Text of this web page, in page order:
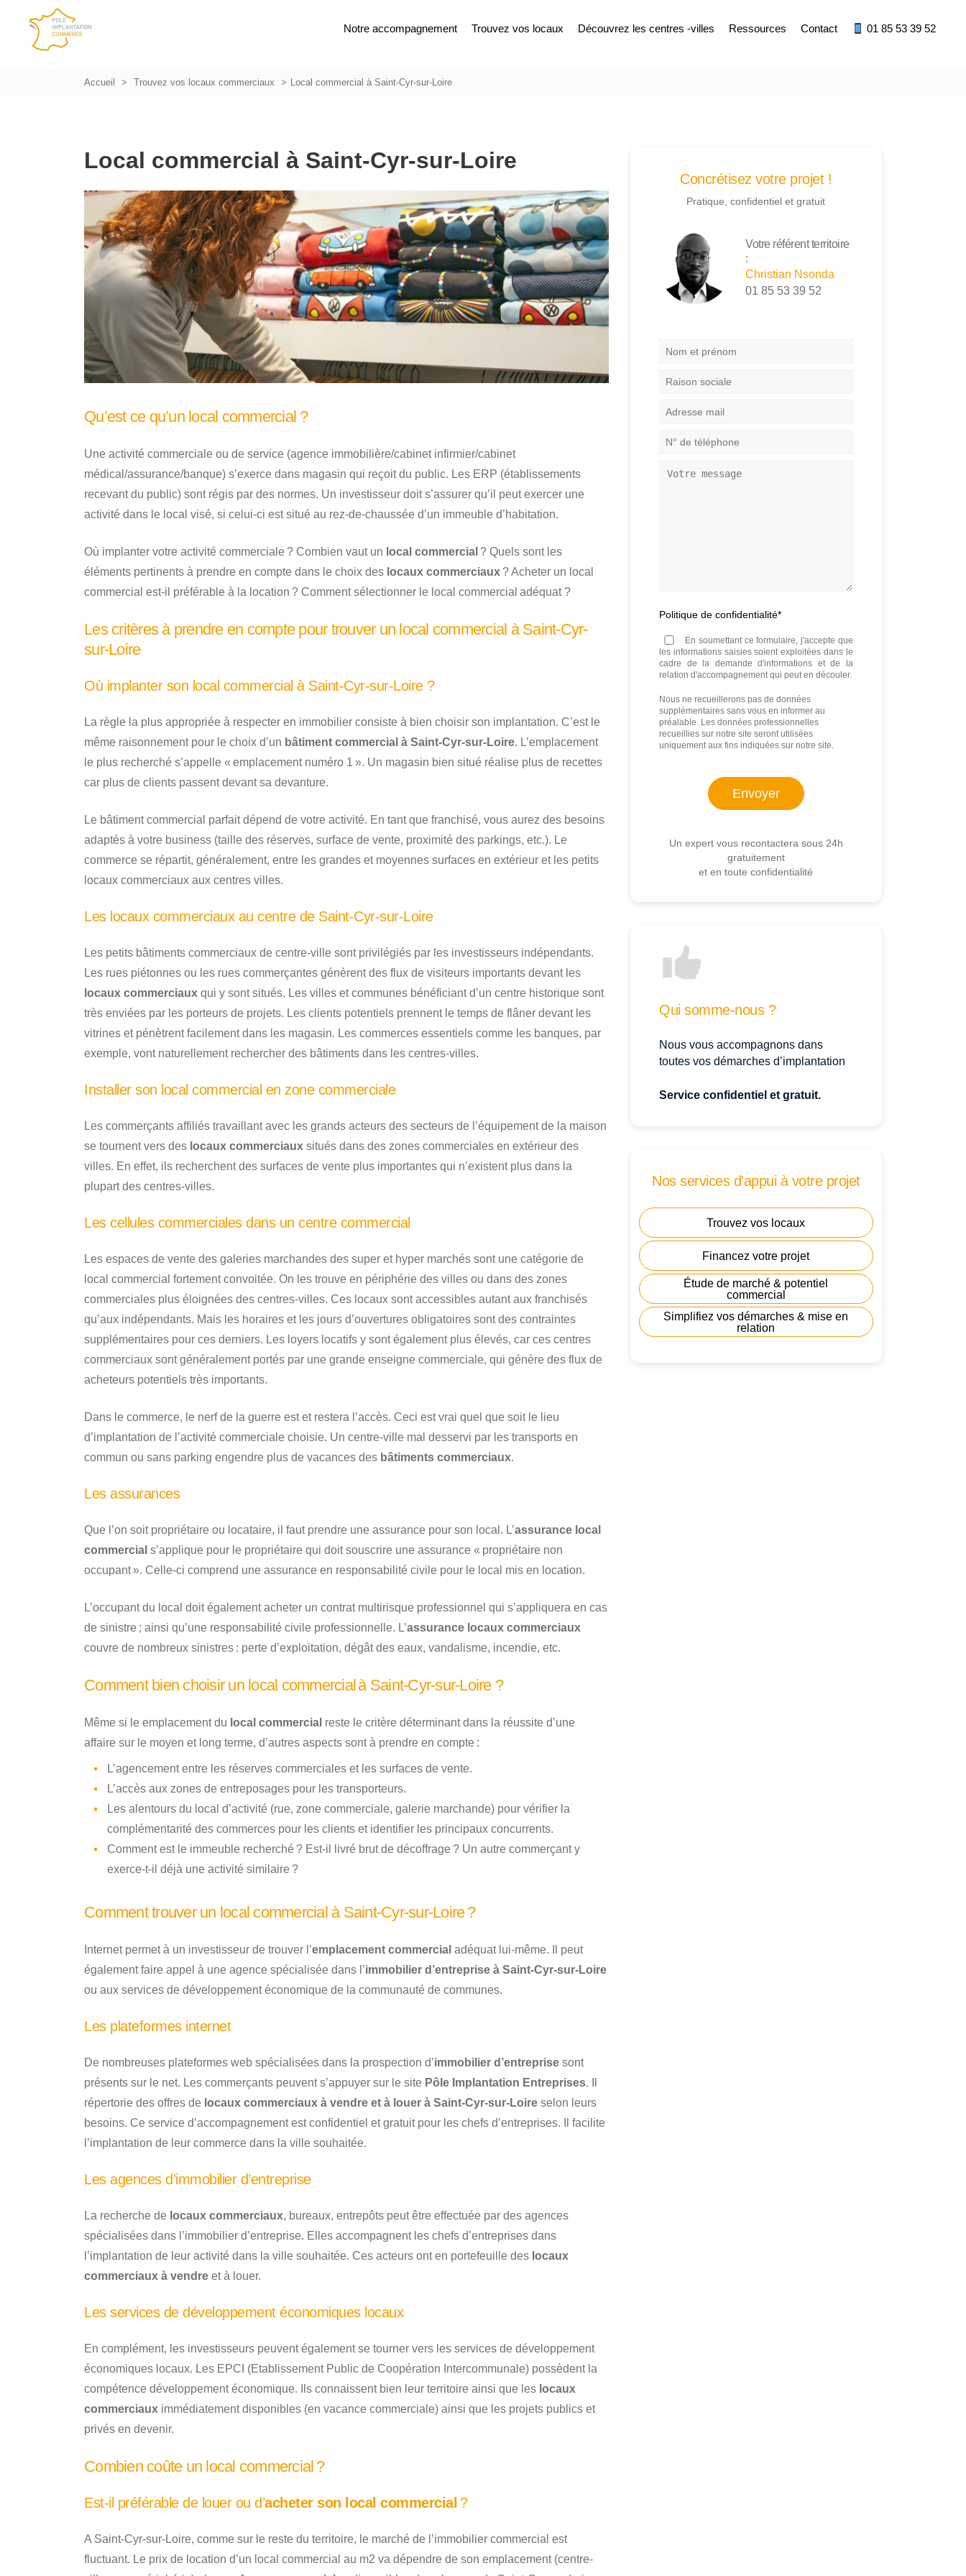
Notre accompagnement Trouvez vos locaux Découvrez les centres -villes Ressources Contact 01 85 53 39 52
Accueil Trouvez vos locaux commerciaux Local commercial à Saint-Cyr-sur-Loire
Local commercial à Saint-Cyr-sur-Loire
Qu’est ce qu’un local commercial ?
Une activité commerciale ou de service (agence immobilière/cabinet infirmier/cabinet
médical/assurance/banque) s’exerce dans magasin qui reçoit du public. Les ERP (établissements
recevant du public) sont régis par des normes. Un investisseur doit s’assurer qu’il peut exercer une
activité dans le local visé, si celui-ci est situé au rez-de-chaussée d’un immeuble d’habitation.
Où implanter votre activité commerciale ? Combien vaut un local commercial ? Quels sont les
éléments pertinents à prendre en compte dans le choix des locaux commerciaux ? Acheter un local
commercial est-il préférable à la location ? Comment sélectionner le local commercial adéquat ?
Les critères à prendre en compte pour trouver un local commercial à Saint-Cyr-
sur-Loire
Où implanter son local commercial à Saint-Cyr-sur-Loire ?
La règle la plus appropriée à respecter en immobilier consiste à bien choisir son implantation. C’est le
même raisonnement pour le choix d’un bâtiment commercial à Saint-Cyr-sur-Loire. L’emplacement
le plus recherché s’appelle « emplacement numéro 1 ». Un magasin bien situé réalise plus de recettes
car plus de clients passent devant sa devanture.
Le bâtiment commercial parfait dépend de votre activité. En tant que franchisé, vous aurez des besoins
adaptés à votre business (taille des réserves, surface de vente, proximité des parkings, etc.). Le
commerce se répartit, généralement, entre les grandes et moyennes surfaces en extérieur et les petits
locaux commerciaux aux centres villes.
Les locaux commerciaux au centre de Saint-Cyr-sur-Loire
Les petits bâtiments commerciaux de centre-ville sont privilégiés par les investisseurs indépendants.
Les rues piétonnes ou les rues commerçantes génèrent des flux de visiteurs importants devant les
locaux commerciaux qui y sont situés. Les villes et communes bénéficiant d’un centre historique sont
très enviées par les porteurs de projets. Les clients potentiels prennent le temps de flâner devant les
vitrines et pénètrent facilement dans les magasin. Les commerces essentiels comme les banques, par
exemple, vont naturellement rechercher des bâtiments dans les centres-villes.
Installer son local commercial en zone commerciale
Les commerçants affiliés travaillant avec les grands acteurs des secteurs de l’équipement de la maison
se tournent vers des locaux commerciaux situés dans des zones commerciales en extérieur des
villes. En effet, ils recherchent des surfaces de vente plus importantes qui n’existent plus dans la
plupart des centres-villes.
Les cellules commerciales dans un centre commercial
Les espaces de vente des galeries marchandes des super et hyper marchés sont une catégorie de
local commercial fortement convoitée. On les trouve en périphérie des villes ou dans des zones
commerciales plus éloignées des centres-villes. Ces locaux sont accessibles autant aux franchisés
qu’aux indépendants. Mais les horaires et les jours d’ouvertures obligatoires sont des contraintes
supplémentaires pour ces derniers. Les loyers locatifs y sont également plus élevés, car ces centres
commerciaux sont généralement portés par une grande enseigne commerciale, qui génère des flux de
acheteurs potentiels très importants.
Dans le commerce, le nerf de la guerre est et restera l’accès. Ceci est vrai quel que soit le lieu
d’implantation de l’activité commerciale choisie. Un centre-ville mal desservi par les transports en
commun ou sans parking engendre plus de vacances des bâtiments commerciaux.
Les assurances
Que l’on soit propriétaire ou locataire, il faut prendre une assurance pour son local. L’assurance local
commercial s’applique pour le propriétaire qui doit souscrire une assurance « propriétaire non
occupant ». Celle-ci comprend une assurance en responsabilité civile pour le local mis en location.
L’occupant du local doit également acheter un contrat multirisque professionnel qui s’appliquera en cas
de sinistre ; ainsi qu’une responsabilité civile professionnelle. L’assurance locaux commerciaux
couvre de nombreux sinistres : perte d’exploitation, dégât des eaux, vandalisme, incendie, etc.
Comment bien choisir un local commercial à Saint-Cyr-sur-Loire ?
Même si le emplacement du local commercial reste le critère déterminant dans la réussite d’une
affaire sur le moyen et long terme, d’autres aspects sont à prendre en compte :
L’agencement entre les réserves commerciales et les surfaces de vente.
L’accès aux zones de entreposages pour les transporteurs.
Les alentours du local d’activité (rue, zone commerciale, galerie marchande) pour vérifier la
complémentarité des commerces pour les clients et identifier les principaux concurrents.
Comment est le immeuble recherché ? Est-il livré brut de décoffrage ? Un autre commerçant y
exerce-t-il déjà une activité similaire ?
Comment trouver un local commercial à Saint-Cyr-sur-Loire ?
Internet permet à un investisseur de trouver l’emplacement commercial adéquat lui-même. Il peut
également faire appel à une agence spécialisée dans l’immobilier d’entreprise à Saint-Cyr-sur-Loire
ou aux services de développement économique de la communauté de communes.
Les plateformes internet
De nombreuses plateformes web spécialisées dans la prospection d’immobilier d’entreprise sont
présents sur le net. Les commerçants peuvent s’appuyer sur le site Pôle Implantation Entreprises. Il
répertorie des offres de locaux commerciaux à vendre et à louer à Saint-Cyr-sur-Loire selon leurs
besoins. Ce service d’accompagnement est confidentiel et gratuit pour les chefs d’entreprises. Il facilite
l’implantation de leur commerce dans la ville souhaitée.
Les agences d’immobilier d’entreprise
La recherche de locaux commerciaux, bureaux, entrepôts peut être effectuée par des agences
spécialisées dans l’immobilier d’entreprise. Elles accompagnent les chefs d’entreprises dans
l’implantation de leur activité dans la ville souhaitée. Ces acteurs ont en portefeuille des locaux
commerciaux à vendre et à louer.
Les services de développement économiques locaux
En complément, les investisseurs peuvent également se tourner vers les services de développement
économiques locaux. Les EPCI (Etablissement Public de Coopération Intercommunale) possèdent la
compétence développement économique. Ils connaissent bien leur territoire ainsi que les locaux
commerciaux immédiatement disponibles (en vacance commerciale) ainsi que les projets publics et
privés en devenir.
Combien coûte un local commercial ?
Est-il préférable de louer ou d’acheter son local commercial ?
A Saint-Cyr-sur-Loire, comme sur le reste du territoire, le marché de l’immobilier commercial est
fluctuant. Le prix de location d’un local commercial au m2 va dépendre de son emplacement (centre-
Concrétisez votre projet !
Pratique, confidentiel et gratuit
Votre référent territoire
:
Christian Nsonda
01 85 53 39 52
Nom
prénom*
Raison
Adresse
N°
téléphone*
Votre
Politique de confidentialité*
En soumettant ce formulaire, j'accepte que
les informations saisies soient exploitées dans le
cadre de la demande d'informations et de la
relation d'accompagnement qui peut en découler.
Nous ne recueillerons pas de données
supplémentaires sans vous en informer au
préalable. Les données professionnelles
recueillies sur notre site seront utilisées
uniquement aux fins indiquées sur notre site.
Un expert vous recontactera sous 24h
gratuitement
et en toute confidentialité
Qui somme-nous ?
Nous vous accompagnons dans
toutes vos démarches d’implantation
Service confidentiel et gratuit.
Nos services d'appui à votre projet
Trouvez vos locaux
Financez votre projet
Étude de marché & potentiel
commercial
Simplifiez vos démarches & mise en
relation